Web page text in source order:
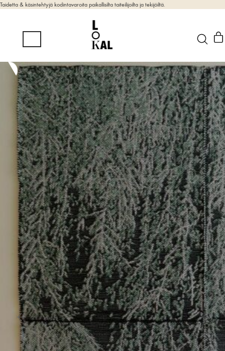
Taidetta & käsintehtyjä kodintavaroita paikallisilta taiteilijoilta ja tekijöiltä.